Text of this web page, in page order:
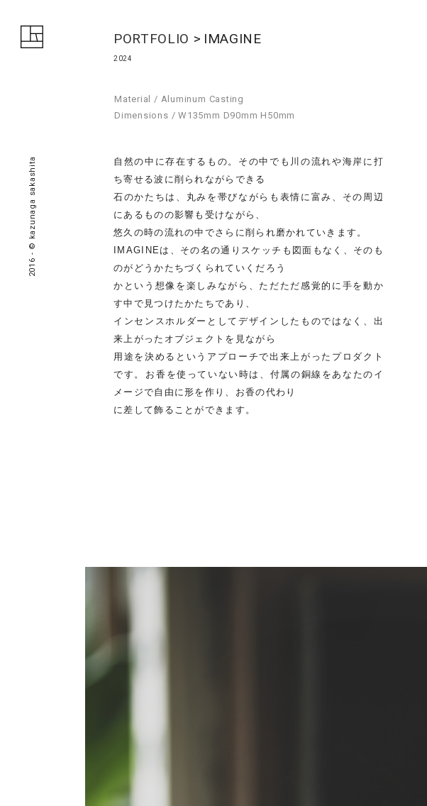
2016 - © kazunaga sakashita
PORTFOLIO IMAGINE
2024
Material / Aluminum Casting
Dimensions / W135mm D90mm H50mm
自然の中に存在するもの。その中でも川の流れや海岸に打
ち寄せる波に削られながらできる
石のかたちは、丸みを帯びながらも表情に富み、その周辺
にあるものの影響も受けながら、
悠久の時の流れの中でさらに削られ磨かれていきます。
IMAGINEは、その名の通りスケッチも図面もなく、そのも
のがどうかたちづくられていくだろう
かという想像を楽しみながら、ただただ感覚的に手を動か
す中で見つけたかたちであり、
インセンスホルダーとしてデザインしたものではなく、出
来上がったオブジェクトを見ながら
用途を決めるというアプローチで出来上がったプロダクト
です。お香を使っていない時は、付属の銅線をあなたのイ
メージで自由に形を作り、お香の代わり
に差して飾ることができます。